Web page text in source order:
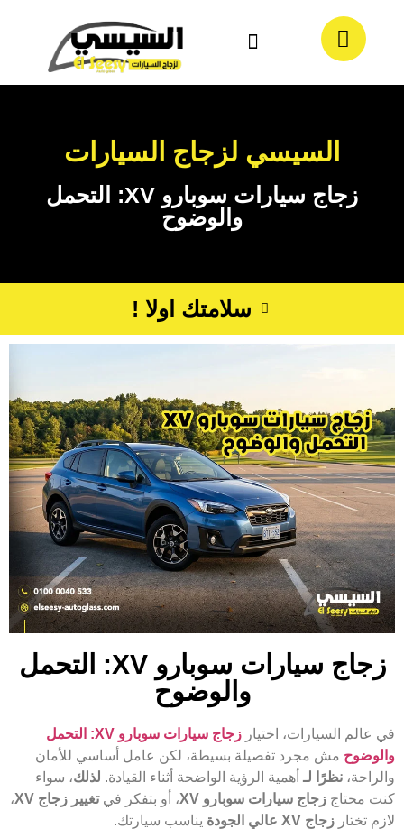
السيسي لزجاج السيارات
زجاج سيارات سوبارو XV: التحمل
والوضوح
سلامتك اولا !
زجاج سيارات سوبارو XV: التحمل
والوضوح
في عالم السيارات، اختيار
زجاج سيارات سوبارو XV: التحمل
والوضوح مش مجرد تفصيلة بسيطة، لكن عامل أساسي للأمان
والراحة، نظرًا لـأهمية الرؤية الواضحة أثناء القيادة. لذلك، سواء
كنت محتاج زجاج سيارات سوبارو XV ، أو بتفكر في تغيير زجاج XV
،
لازم تختار زجاج XV عالي الجودة يناسب سيارتك.